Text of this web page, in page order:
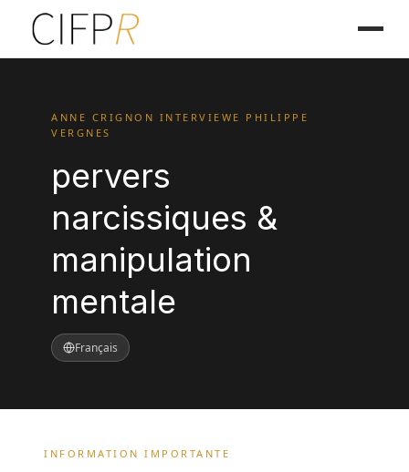
ANNE CRIGNON INTERVIEWE PHILIPPE
VERGNES
pervers
narcissiques &
manipulation
mentale
Français
INFORMATION IMPORTANTE